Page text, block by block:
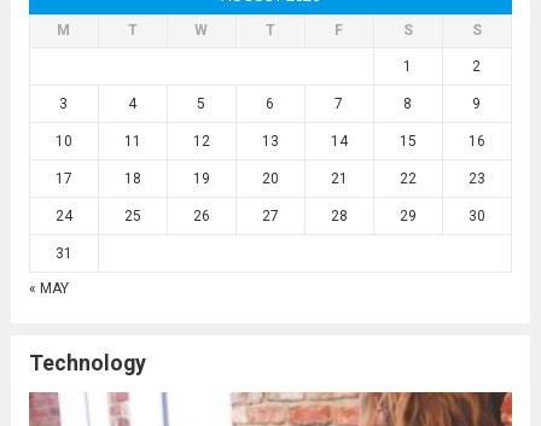
M T W T F S S
1 2
3 4 5 6 7 8 9
10 11 12 13 14 15 16
17 18 19 20 21 22 23
24 25 26 27 28 29 30
31
« MAY
Technology